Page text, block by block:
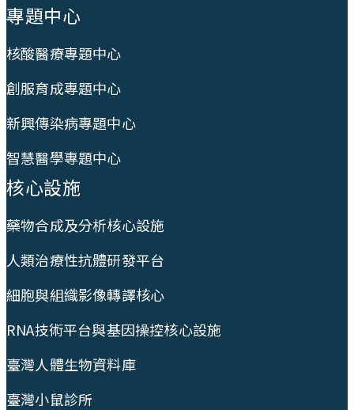
專題中心
核酸醫療專題中心
創服育成專題中心
新興傳染病專題中心
智慧醫學專題中心
核心設施
藥物合成及分析核心設施
人類治療性抗體研發平台
細胞與組織影像轉譯核心
RNA技術平台與基因操控核心設施
臺灣人體生物資料庫
臺灣小鼠診所